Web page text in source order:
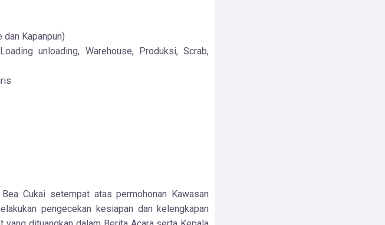
Kapanpun)
unloading, Warehouse, Produksi, Scrab,
Cukai setempat atas permohonan Kawasan
pengecekan kesiapan dan kelengkapan